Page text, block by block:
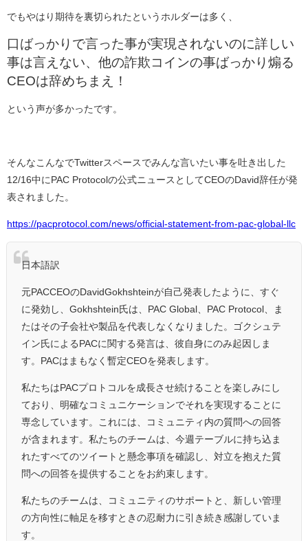
でもやはり期待を裏切られたというホルダーは多く、
口ばっかりで言った事が実現されないのに詳しい
事は言えない、他の詐欺コインの事ばっかり煽る
CEOは辞めちまえ！
という声が多かったです。
そんなこんなでTwitterスペースでみんな言いたい事を吐き出した
12/16中にPAC Protocolの公式ニュースとしてCEOのDavid辞任が発
表されました。
https://pacprotocol.com/news/official-statement-from-pac-global-llc
日本語訳
元PACCEOのDavidGokhshteinが自己発表したように、すぐ
に発効し、Gokhshtein氏は、PAC Global、PAC Protocol、ま
たはその子会社や製品を代表しなくなりました。ゴクシュテ
イン氏によるPACに関する発言は、彼自身にのみ起因しま
す。PACはまもなく暫定CEOを発表します。
私たちはPACプロトコルを成長させ続けることを楽しみにし
ており、明確なコミュニケーションでそれを実現することに
専念しています。これには、コミュニティ内の質問への回答
が含まれます。私たちのチームは、今週テーブルに持ち込ま
れたすべてのツイートと懸念事項を確認し、対立を抱えた質
問への回答を提供することをお約束します。
私たちのチームは、コミュニティのサポートと、新しい管理
の方向性に軸足を移すときの忍耐力に引き続き感謝していま
す。